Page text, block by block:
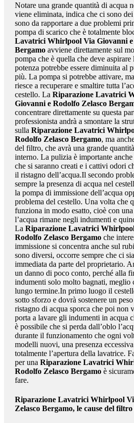
Notare una grande quantità di acqua
viene eliminata, indica che ci sono
sono da rapportare a due problemi
pompa di scarico che è totalmente
Lavatrici Whirlpool Via Giovanni e
Bergamoavviene direttamente sul
pompa che è quella che deve aspirare
potenza potrebbe essere diminuita al
più. La pompa si potrebbe attivare,
riesce a recuperare e smaltire tutta
cestello. La Riparazione Lavatrici
Giovanni e Rodolfo Zelasco
concentrare direttamente su questa
professionista andrà a smontare la
sulla Riparazione Lavatrici
Rodolfo Zelasco Bergamo, ma
del filtro, che avrà una grande
interno. La pulizia è importante
che si saranno creati e i cattivi odori
il ristagno dell’acqua.Il secondo
sempre la presenza di acqua nel
la pompa di immissione dell’acqua
problema del cestello. Una volta che
funziona in modo esatto, cioè con
l’acqua rimane negli indumenti e
La Riparazione Lavatrici
Rodolfo Zelasco Bergamoche
immissione si concentra anche sul
sono diversi, occorre sempre che ci
immediata da parte del proprietario.
un danno di poco conto, perché alla
indumenti solo molto bagnati, meglio
lungo termine.In primo luogo il
sotto sforzo e dovrà sostenere un
ristagno di acqua sporca che poi non
porta a lavare gli indumenti in acqua
è possibile che si perda dall’oblo
durante il funzionamento che ogni
modelli nuovi, una presenza
totalmente l’apertura della lavatrice.
per una Riparazione Lavatrici
Rodolfo Zelasco Bergamoè
fare.
Riparazione Lavatrici Whirlpool
Zelasco Bergamo, le cause del